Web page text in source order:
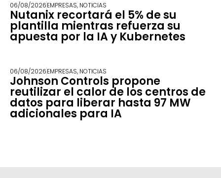
06/08/2026EMPRESAS, NOTICIAS
Nutanix recortará el 5% de su
plantilla mientras refuerza su
apuesta por la IA y Kubernetes
06/08/2026EMPRESAS, NOTICIAS
Johnson Controls propone
reutilizar el calor de los centros de
datos para liberar hasta 97 MW
adicionales para IA